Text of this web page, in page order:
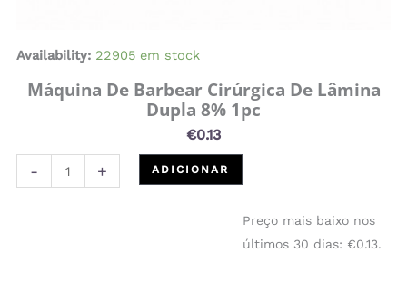
Máquina De Barbear Cirúrgica De Lâmina
Dupla 8% 1pc
€0.13
Availability: 22905 em stock
- + ADICIONAR
Preço mais baixo nos
últimos 30 dias: €0.13.